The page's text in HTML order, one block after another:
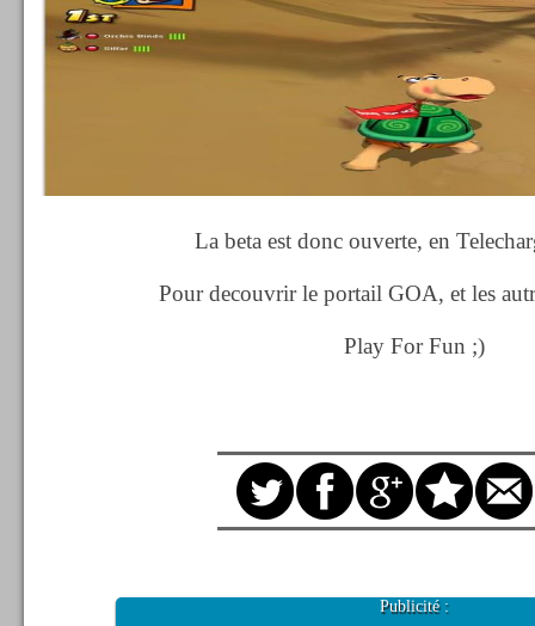
La beta est donc ouverte, en
Pour decouvrir le portail GOA, et les
Play For Fun ;)
Publicité :